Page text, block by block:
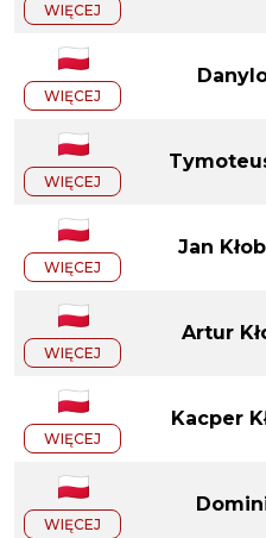
WIĘCEJ
WIĘCEJ
WIĘCEJ
WIĘCEJ
Jan
WIĘCEJ
Artur
WIĘCEJ
Kacper
WIĘCEJ